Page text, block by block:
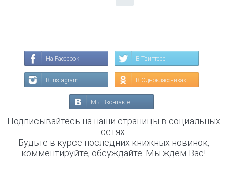
На Facebook В Твиттере
В Instagram В Одноклассниках
Мы Вконтакте
Подписывайтесь на наши страницы в социальных
сетях.
Будьте в курсе последних книжных новинок,
комментируйте, обсуждайте. Мы ждём Вас!